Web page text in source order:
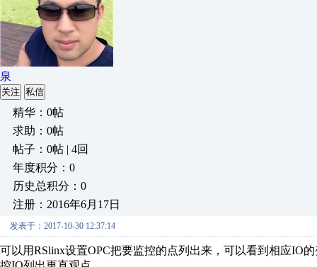
泉
关注 私信
精华：0帖
求助：0帖
帖子：0帖 | 4回
年度积分：0
历史总积分：0
注册：2016年6月17日
发表于：2017-10-30 12:37:14
可以用RSlinx设置OPC把要监控的点列出来，可以看到相应IO